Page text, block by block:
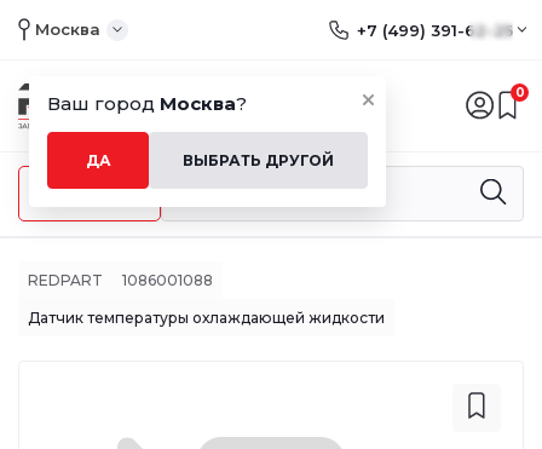
Ваш город Москва?
ДА ВЫБРАТЬ ДРУГОЙ
Москва +7 (499) 391-62-25
0
Меню
REDPART 1086001088
Датчик температуры охлаждающей жидкости